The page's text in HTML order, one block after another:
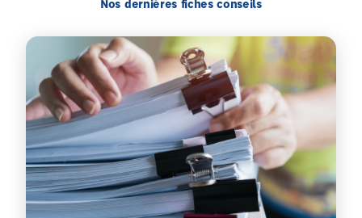
Nos dernières fiches conseils